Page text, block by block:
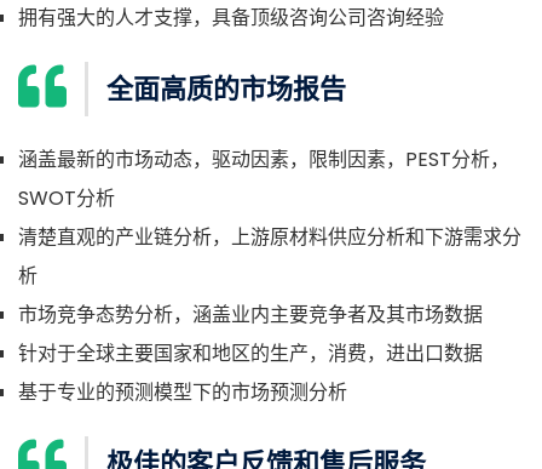
拥有强大的人才支撑，具备顶级咨询公司咨询经验
全面高质的市场报告
涵盖最新的市场动态，驱动因素，限制因素，PEST分析，
SWOT分析
清楚直观的产业链分析，上游原材料供应分析和下游需求分
析
市场竞争态势分析，涵盖业内主要竞争者及其市场数据
针对于全球主要国家和地区的生产，消费，进出口数据
基于专业的预测模型下的市场预测分析